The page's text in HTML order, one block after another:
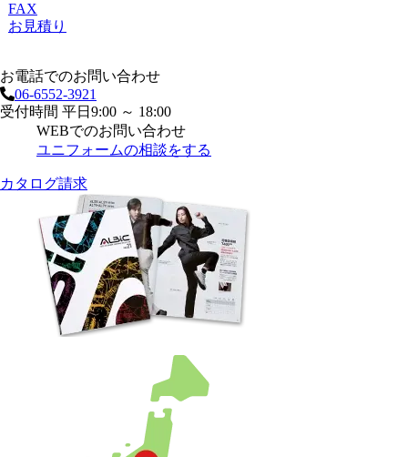
FAX
お見積り
お電話でのお問い合わせ
06-6552-3921
受付時間 平日9:00 ～ 18:00
WEBでのお問い合わせ
ユニフォームの相談をする
カタログ請求